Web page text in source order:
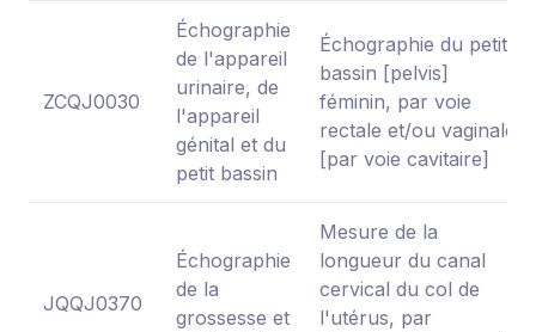
ZCQJ0030
Échographie
de l'appareil
urinaire, de
l'appareil
génital et du
petit bassin
Échographie du petit
bassin [pelvis]
féminin, par voie
rectale et/ou vaginale
[par voie cavitaire]
JQQJ0370
Échographie
de la
grossesse et
Mesure de la
longueur du canal
cervical du col de
l'utérus, par